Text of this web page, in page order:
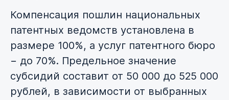
Компенсация пошлин национальных
патентных ведомств установлена в
размере 100%, а услуг патентного бюро
− до 70%. Предельное значение
субсидий составит от 50 000 до 525 000
рублей, в зависимости от выбранных